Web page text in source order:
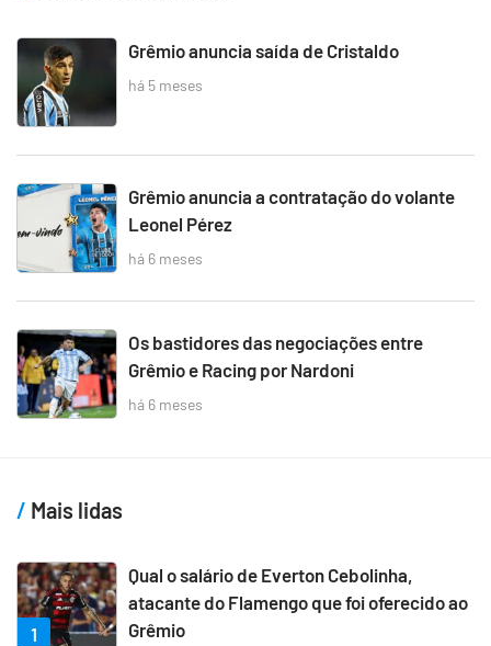
Grêmio anuncia saída de Cristaldo
há 5 meses
Grêmio anuncia a contratação do volante
Leonel Pérez
há 6 meses
Os bastidores das negociações entre
Grêmio e Racing por Nardoni
há 6 meses
Mais lidas
1
Qual o salário de Everton Cebolinha,
atacante do Flamengo que foi oferecido ao
Grêmio